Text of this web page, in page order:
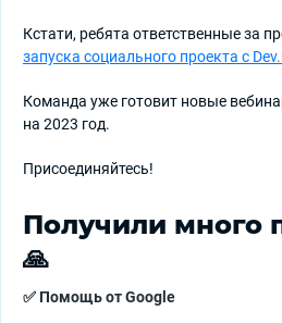
Кстати, ребята ответственные за
запуска социального проекта с
Команда уже готовит новые
на 2023 год.
Присоединяйтесь!
Получили много
🙏
✅ Помощь от Google